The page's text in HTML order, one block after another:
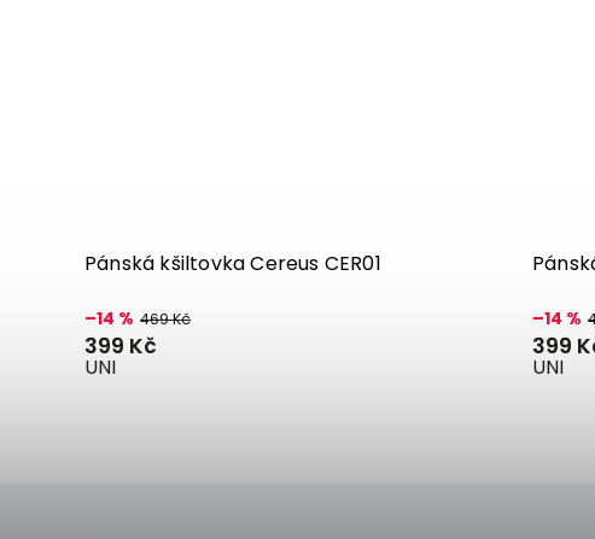
Pánská kšiltovka Cereus CER01
–14 % 469 Kč
399 Kč
UNI
–14 %
399
UNI